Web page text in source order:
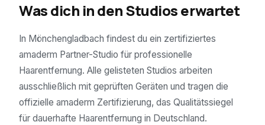
Was dich in den Studios erwartet
In Mönchengladbach findest du ein zertifiziertes
amaderm Partner-Studio für professionelle
Haarentfernung. Alle gelisteten Studios arbeiten
ausschließlich mit geprüften Geräten und tragen die
offizielle amaderm Zertifizierung, das Qualitätssiegel
für dauerhafte Haarentfernung in Deutschland.